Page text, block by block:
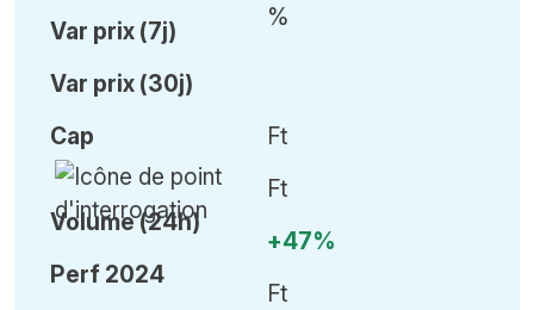
Var prix (7j)
Var prix (30j)
%
Cap
Volume (24h)
Perf 2024
Ft
Ft
+47%
Ft